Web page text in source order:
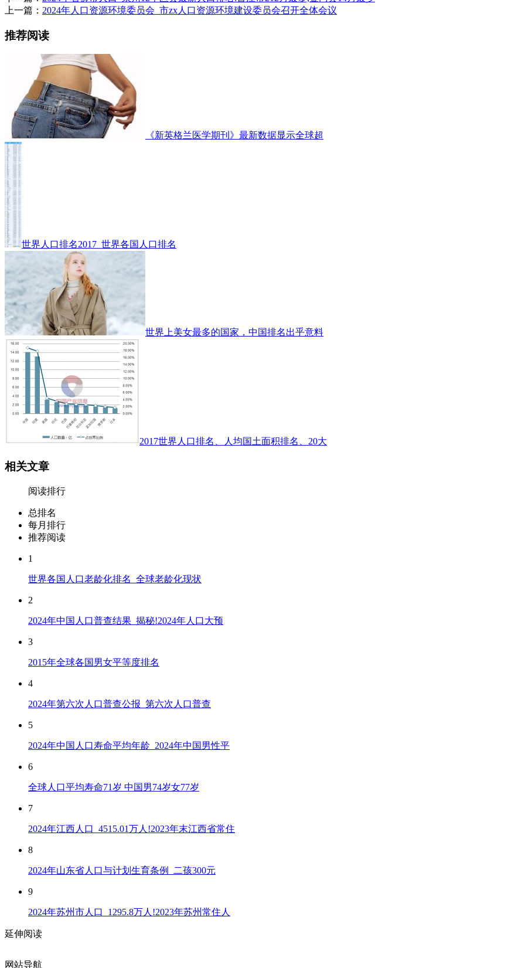
上一篇： 2024年人口资源环境委员会_市zx人口资源环境建设委员会召开全体会议
推荐阅读
《新英格兰医学期刊》最新数据显示全球超
世界人口排名2017_世界各国人口排名
世界上美女最多的国家，中国排名出乎意料
2017世界人口排名、人均国土面积排名、20大
相关文章
阅读排行
总排名
每月排行
推荐阅读
1
世界各国人口老龄化排名_全球老龄化现状
2
2024年中国人口普查结果_揭秘!2024年人口大预
3
2015年全球各国男女平等度排名
4
2024年第六次人口普查公报_第六次人口普查
5
2024年中国人口寿命平均年龄_2024年中国男性平
6
全球人口平均寿命71岁 中国男74岁女77岁
7
2024年江西人口_4515.01万人!2023年末江西省常住
8
2024年山东省人口与计划生育条例_二孩300元
9
2024年苏州市人口_1295.8万人!2023年苏州常住人
延伸阅读
网站导航